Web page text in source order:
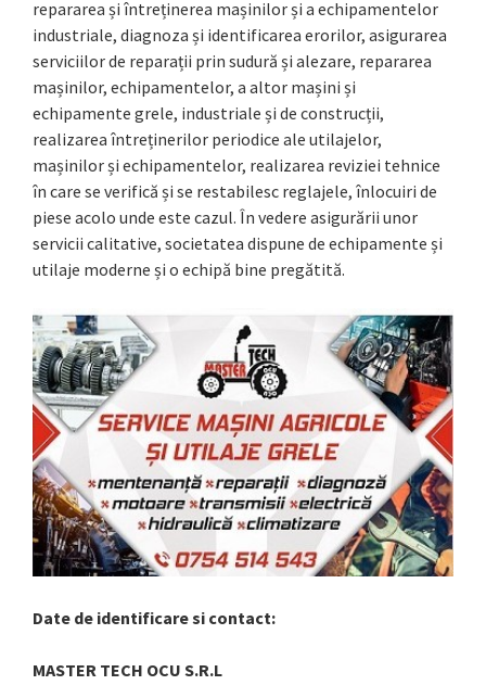
repararea și întreținerea mașinilor și a echipamentelor
industriale, diagnoza și identificarea erorilor, asigurarea
serviciilor de reparații prin sudură și alezare, repararea
mașinilor, echipamentelor, a altor mașini și
echipamente grele, industriale și de construcții,
realizarea întreținerilor periodice ale utilajelor,
mașinilor și echipamentelor, realizarea reviziei tehnice
în care se verifică și se restabilesc reglajele, înlocuiri de
piese acolo unde este cazul. În vedere asigurării unor
servicii calitative, societatea dispune de echipamente și
utilaje moderne și o echipă bine pregătită.
Date de identificare si contact:
MASTER TECH OCU S.R.L